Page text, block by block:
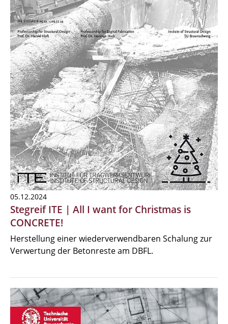
05.12.2024
Stegreif ITE | All I want for Christmas is
CONCRETE!
Herstellung einer wiederverwendbaren Schalung zur
Verwertung der Betonreste am DBFL.